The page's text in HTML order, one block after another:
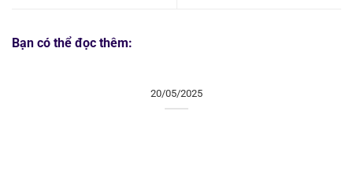
Bạn có thể đọc thêm:
20/05/2025